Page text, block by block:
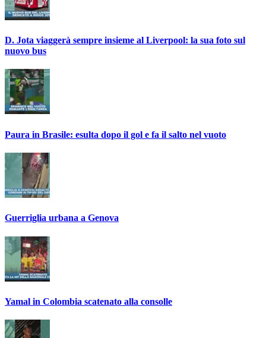
D. Jota viaggerà sempre insieme al Liverpool: la sua foto sul
nuovo bus
Paura in Brasile: esulta dopo il gol e fa il salto nel vuoto
Guerriglia urbana a Genova
Yamal in Colombia scatenato alla consolle